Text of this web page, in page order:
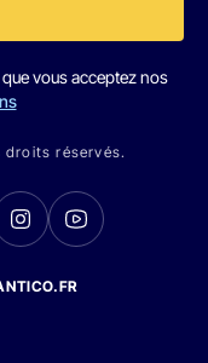
vous acceptez nos
droits réservés.